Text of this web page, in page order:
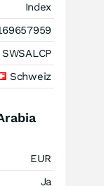
Index
SWSALCP
Schweiz
EUR
Ja